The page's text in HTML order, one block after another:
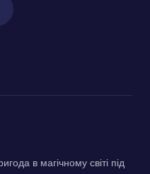
в магічному світі під